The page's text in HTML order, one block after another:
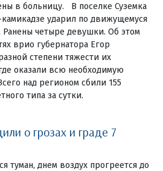
в больницу. В поселке Суземка
ударил по движущемуся
четыре девушки. Об этом
врио губернатора Егор
степени тяжести их
оказали всю необходимую
над регионом сбили 155
типа за сутки.
о грозах и граде 7
туман, днем воздух прогреется до